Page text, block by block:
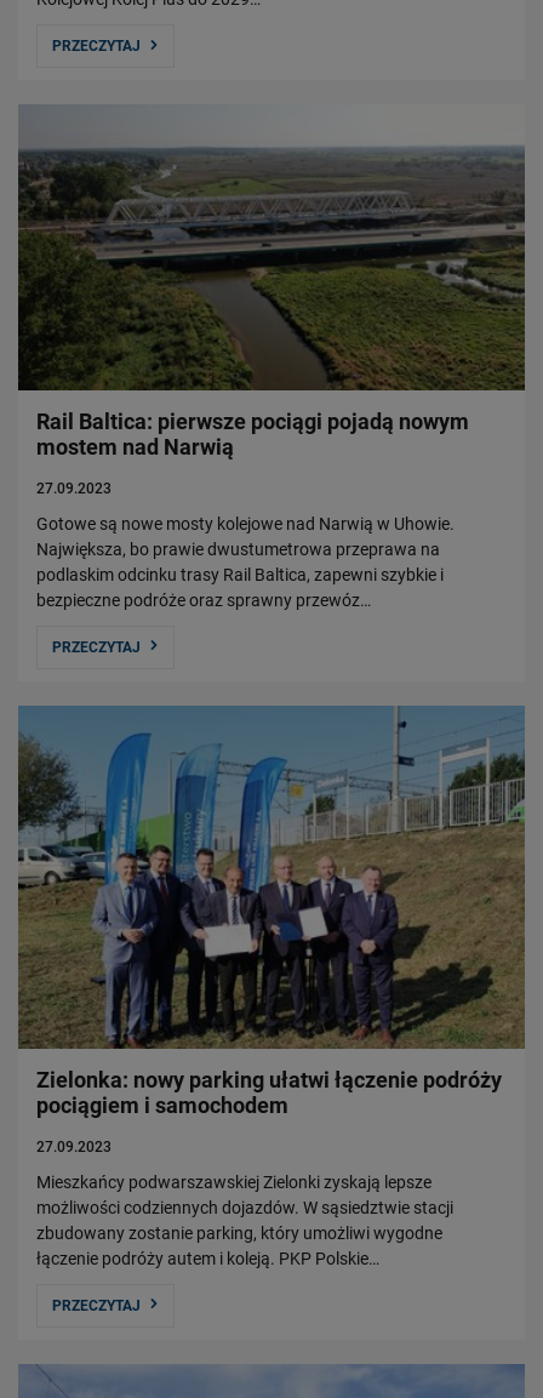
PRZECZYTAJ
Rail Baltica: pierwsze pociągi pojadą nowym
mostem nad Narwią
27.09.2023
Gotowe są nowe mosty kolejowe nad Narwią w Uhowie.
Największa, bo prawie dwustumetrowa przeprawa na
podlaskim odcinku trasy Rail Baltica, zapewni szybkie i
bezpieczne podróże oraz sprawny przewóz…
PRZECZYTAJ
Zielonka: nowy parking ułatwi łączenie podróży
pociągiem i samochodem
27.09.2023
Mieszkańcy podwarszawskiej Zielonki zyskają lepsze
możliwości codziennych dojazdów. W sąsiedztwie stacji
zbudowany zostanie parking, który umożliwi wygodne
łączenie podróży autem i koleją. PKP Polskie…
PRZECZYTAJ